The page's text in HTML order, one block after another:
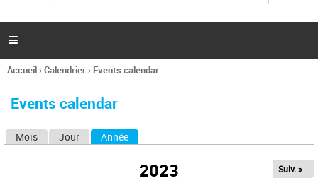
l
c
h
e

Vous
ici
Accueil›Calendrier› Events calendar
Events calendar
Mois Jour Année
2023 Suiv. »